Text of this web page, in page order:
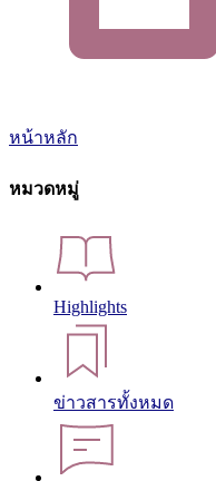
หน้าหลัก
หมวดหมู่
Highlights
ข่าวสารทั้งหมด